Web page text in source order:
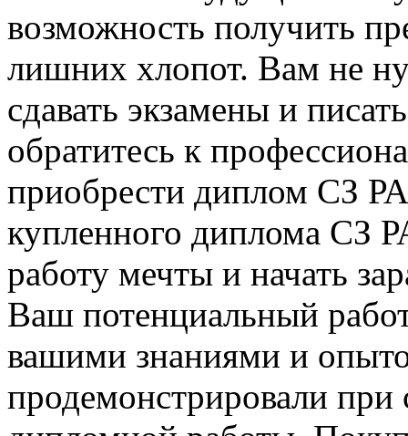
возможность получить
лишних хлопот. Вам не
сдавать экзамены и
обратитесь к
приобрести диплом СЗ
купленного диплома СЗ
работу мечты и начать
Ваш потенциальный
вашими знаниями и
продемонстрировали при